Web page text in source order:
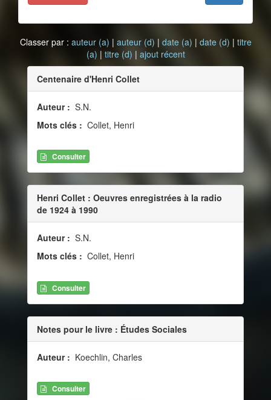
Classer par : auteur (a) | auteur (d) | date (a) | date (d) | titre
(a) | titre (d) | ajout récent
Centenaire d'Henri Collet
Auteur : S.N.
Mots clés : Collet, Henri
Consulter
Henri Collet : Oeuvres enregistrées à la radio
de 1924 à 1990
Auteur : S.N.
Mots clés : Collet, Henri
Consulter
Notes pour le livre : Études Sociales
Auteur : Koechlin, Charles
Consulter